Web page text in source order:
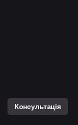
Консультація